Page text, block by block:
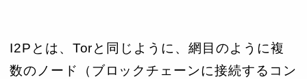
I2Pとは、Torと同じように、網目のように複
数のノード（ブロックチェーンに接続するコン